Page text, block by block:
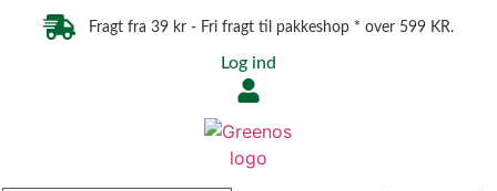
Fragt fra 39 kr - Fri fragt til pakkeshop * over 599 KR.
Log ind